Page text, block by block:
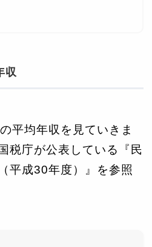
収
平均年収を見ていきま
税庁が公表している『民
平成30年度）』を参照